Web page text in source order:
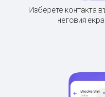
Изберете контакта
неговия